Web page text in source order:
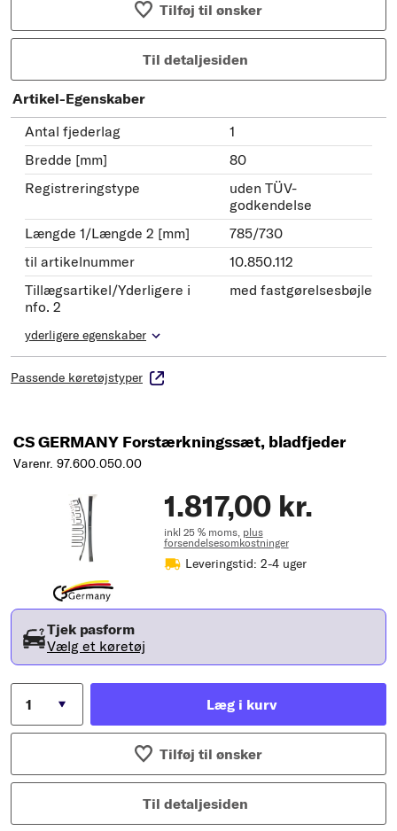
Tilføj til ønsker
Til detaljesiden
Artikel-Egenskaber
Antal fjederlag
1
Bredde [mm]
80
Registreringstype
uden TÜV-
godkendelse
Længde 1/Længde 2 [mm]
785/730
til artikelnummer
10.850.112
Tillægsartikel/Yderligere i
nfo. 2
med fastgørelsesbøjle
yderligere egenskaber
Passende køretøjstyper
CS GERMANY Forstærkningssæt, bladfjeder
Varenr. 97.600.050.00
1.817,00 kr.
inkl 25 % moms, plus
forsendelsesomkostninger
Leveringstid: 2-4 uger
Tjek pasform
Vælg et køretøj
Læg i kurv
Tilføj til ønsker
Til detaljesiden